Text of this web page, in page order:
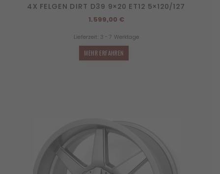
4X FELGEN DIRT D39 9×20 ET12 5×120/127
1.599,00 €
Lieferzeit: 3 - 7 Werktage
MEHR ERFAHREN